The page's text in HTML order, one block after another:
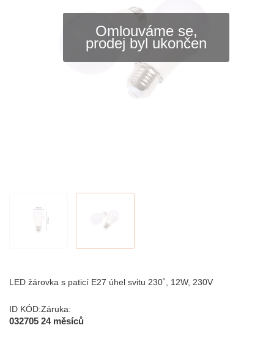
Omlouváme se,
prodej byl ukončen
LED žárovka s paticí E27 úhel svitu 230˚, 12W, 230V
ID KÓD:
032705
Záruka:
24 měsíců